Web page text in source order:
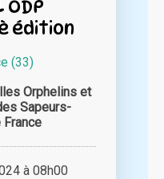
ODP
édition
(33)
Orphelins et
Sapeurs-
à 08h00